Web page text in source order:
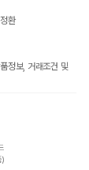
환
정보, 거래조건 및